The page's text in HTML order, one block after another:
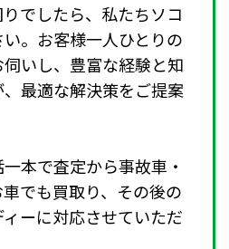
でしたら、私たちソコ
。お客様一人ひとりの
いし、豊富な経験と知
最適な解決策をご提案
本で査定から事故車・
でも買取り、その後の
ーに対応させていただ